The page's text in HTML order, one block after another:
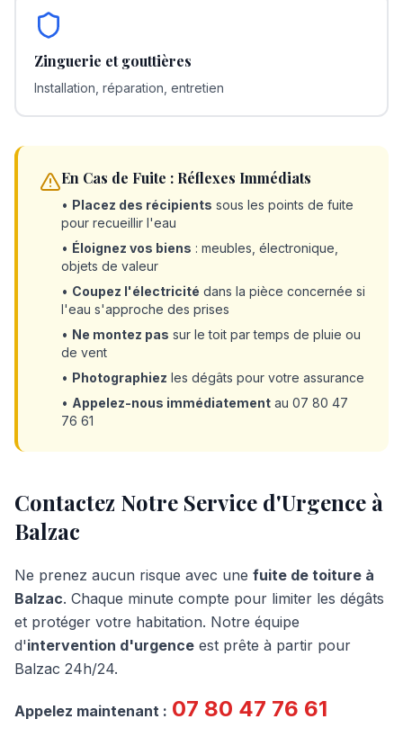
Zinguerie et gouttières
Installation, réparation, entretien
En Cas de Fuite : Réflexes Immédiats
• Placez des récipients sous les points de fuite
pour recueillir l'eau
• Éloignez vos biens : meubles, électronique,
objets de valeur
• Coupez l'électricité dans la pièce concernée si
l'eau s'approche des prises
• Ne montez pas sur le toit par temps de pluie ou
de vent
• Photographiez les dégâts pour votre assurance
• Appelez-nous immédiatement au 07 80 47
76 61
Contactez Notre Service d'Urgence à
Balzac
Ne prenez aucun risque avec une fuite de toiture à
Balzac. Chaque minute compte pour limiter les dégâts
et protéger votre habitation. Notre équipe
d'intervention d'urgence est prête à partir pour
Balzac 24h/24.
Appelez maintenant : 07 80 47 76 61